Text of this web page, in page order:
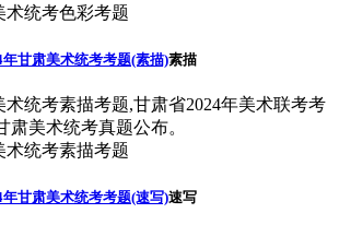
年甘肃美术统考考题(素描)素描
术统考素描考题,甘肃省2024年美术联考考
肃美术统考真题公布。
年甘肃美术统考考题(速写)速写